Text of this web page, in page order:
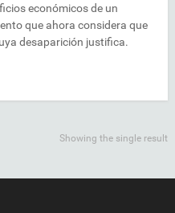
económicos de un
que ahora considera que
desaparición justifica.
Showing the single result